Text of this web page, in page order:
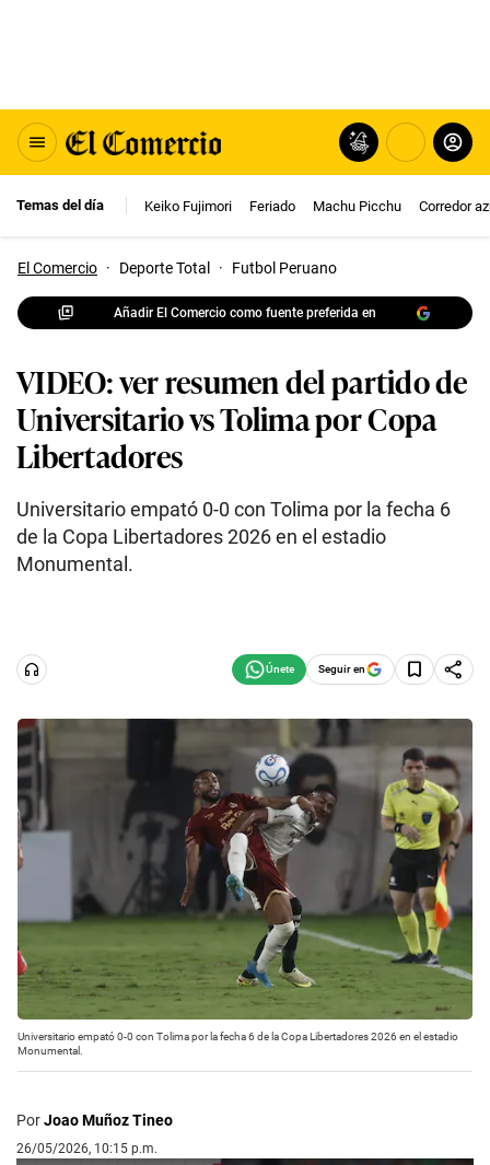
Temas del día Keiko Fujimori Feriado Machu Picchu Corredor
El Comercio · Deporte Total · Futbol Peruano
Añadir El Comercio como fuente preferida en
VIDEO: ver resumen del partido de
Universitario vs Tolima por Copa
Libertadores
Universitario empató 0-0 con Tolima por la fecha 6
de la Copa Libertadores 2026 en el estadio
Monumental.
Seguir en
Universitario empató 0-0 con Tolima por la fecha 6 de la Copa Libertadores 2026 en el estadio
Monumental.
PorJoao Muñoz Tineo
26/05/2026, 10:15 p.m.